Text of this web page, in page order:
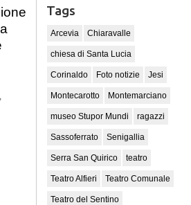
Tags
Arcevia Chiaravalle
chiesa di Santa Lucia
Corinaldo Foto notizie Jesi
Montecarotto Montemarciano
museo Stupor Mundi ragazzi
Sassoferrato Senigallia
Serra San Quirico teatro
Teatro Alfieri Teatro Comunale
Teatro del Sentino